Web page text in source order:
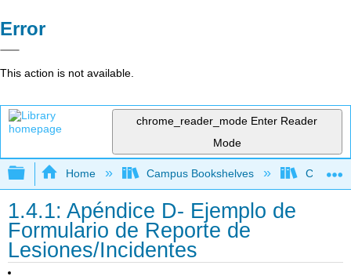
Error
This action is not available.
chrome_reader_mode Enter Reader
Mode
Expand/collapse global hierarchy
Home Campus Bookshelves Cerro
1.4.1: Apéndice D- Ejemplo de
Formulario de Reporte de
Lesiones/Incidentes